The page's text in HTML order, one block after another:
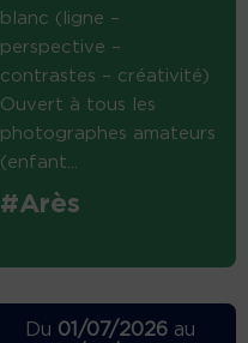
blanc (ligne –
perspective –
contrastes – créativité)
Ouvert à tous les
photographes amateurs
(enfant...
#Arès
Du 01/07/2026 au